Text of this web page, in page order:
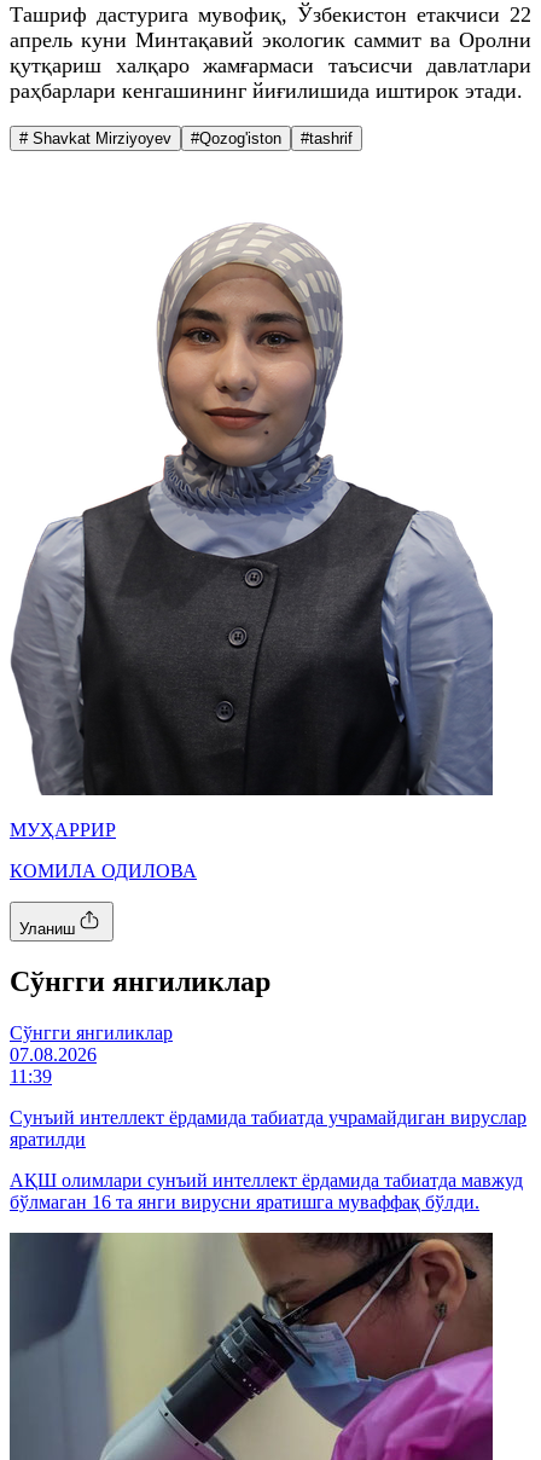
Ташриф дастурига мувофиқ, Ўзбекистон етакчиси 22
апрель куни Минтақавий экологик саммит ва Оролни
қутқариш халқаро жамғармаси таъсисчи давлатлари
раҳбарлари кенгашининг йиғилишида иштирок этади.
# Shavkat Mirziyoyev #Qozog'iston #tashrif
МУҲАРРИР
КОМИЛА ОДИЛОВА
Уланиш
Cўнгги янгиликлар
Cўнгги янгиликлар
07.08.2026
11:39
Сунъий интеллект ёрдамида табиатда учрамайдиган вируслар
яратилди
АҚШ олимлари сунъий интеллект ёрдамида табиатда мавжуд
бўлмаган 16 та янги вирусни яратишга муваффақ бўлди.